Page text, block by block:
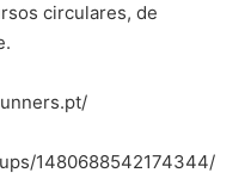
circulares, de
1480688542174344/